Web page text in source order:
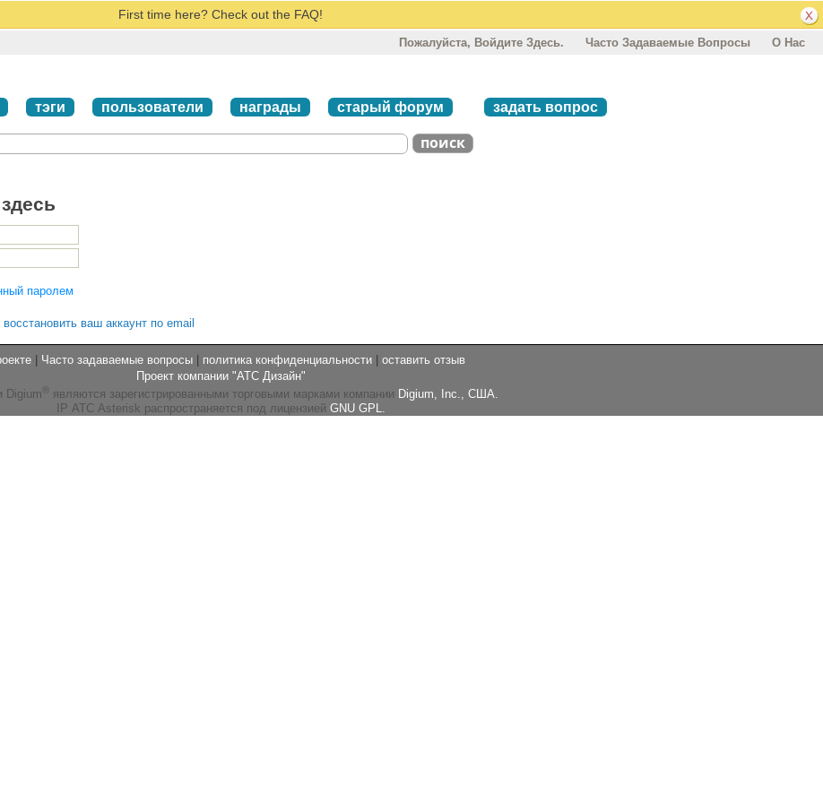
First time here? Check out the FAQ!
Пожалуйста, Войдите Здесь. Часто Задаваемые Вопросы О Нас
тэги пользователи награды старый форум задать вопрос
паролем
восстановить ваш аккаунт по email
| Часто задаваемые вопросы | политика конфиденциальности | оставить отзыв
Проект компании "АТС Дизайн"
Digium ® являются зарегистрированными торговыми марками компании Digium, Inc., США.
IP АТС Asterisk распространяется под лицензией GNU GPL.